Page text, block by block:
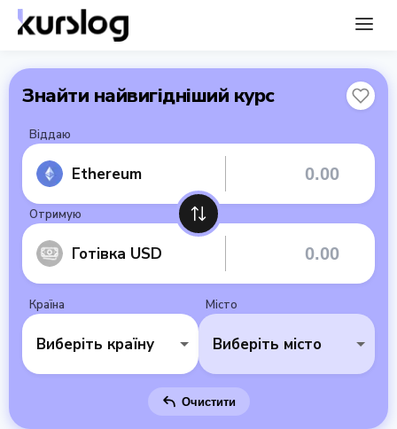
Знайти найвигідніший курс
Віддаю
Ethereum
Отримую
Готівка USD
Країна
Виберіть країну
Місто
Виберіть місто
Очистити